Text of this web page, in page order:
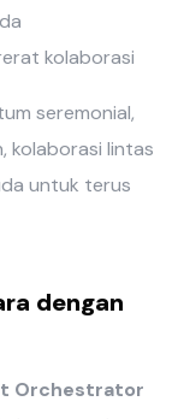
kolaborasi
seremonial,
kolaborasi lintas
untuk terus
dengan
Orchestrator